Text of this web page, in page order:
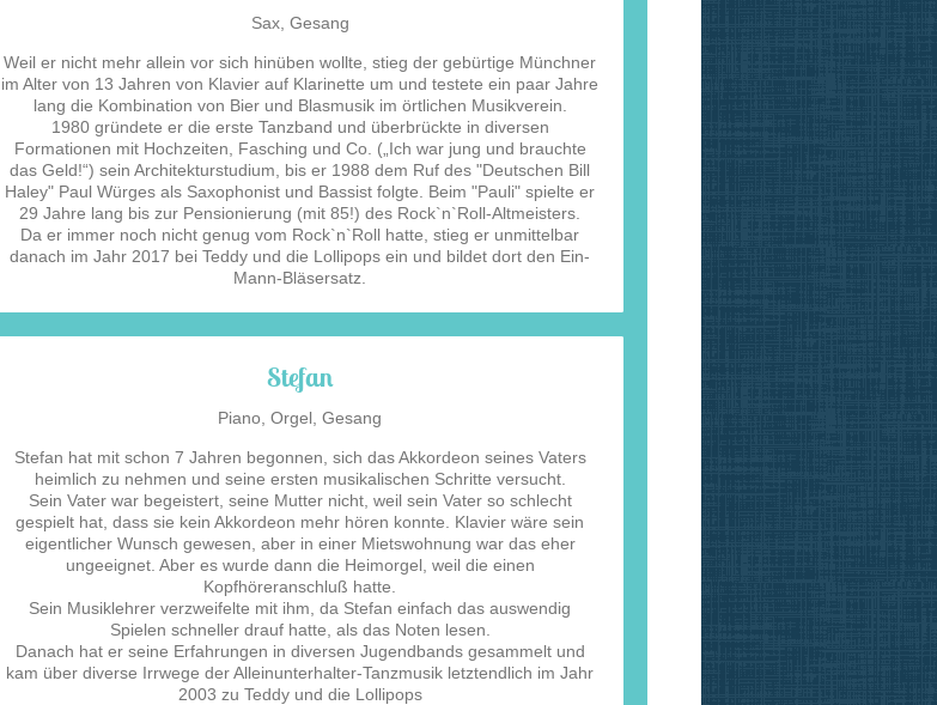
Sax, Gesang
Weil er nicht mehr allein vor sich hinüben wollte, stieg der gebürtige Münchner
im Alter von 13 Jahren von Klavier auf Klarinette um und testete ein paar Jahre
lang die Kombination von Bier und Blasmusik im örtlichen Musikverein.
1980 gründete er die erste Tanzband und überbrückte in diversen
Formationen mit Hochzeiten, Fasching und Co. („Ich war jung und brauchte
das Geld!“) sein Architekturstudium, bis er 1988 dem Ruf des "Deutschen Bill
Haley" Paul Würges als Saxophonist und Bassist folgte. Beim "Pauli" spielte er
29 Jahre lang bis zur Pensionierung (mit 85!) des Rock`n`Roll-Altmeisters.
Da er immer noch nicht genug vom Rock`n`Roll hatte, stieg er unmittelbar
danach im Jahr 2017 bei Teddy und die Lollipops ein und bildet dort den Ein-
Mann-Bläsersatz.
Stefan
Piano, Orgel, Gesang
Stefan hat mit schon 7 Jahren begonnen, sich das Akkordeon seines Vaters
heimlich zu nehmen und seine ersten musikalischen Schritte versucht.
Sein Vater war begeistert, seine Mutter nicht, weil sein Vater so schlecht
gespielt hat, dass sie kein Akkordeon mehr hören konnte. Klavier wäre sein
eigentlicher Wunsch gewesen, aber in einer Mietswohnung war das eher
ungeeignet. Aber es wurde dann die Heimorgel, weil die einen
Kopfhöreranschluß hatte.
Sein Musiklehrer verzweifelte mit ihm, da Stefan einfach das auswendig
Spielen schneller drauf hatte, als das Noten lesen.
Danach hat er seine Erfahrungen in diversen Jugendbands gesammelt und
kam über diverse Irrwege der Alleinunterhalter-Tanzmusik letztendlich im Jahr
2003 zu Teddy und die Lollipops